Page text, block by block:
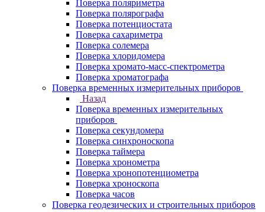
Поверка поляриметра
Поверка полярографа
Поверка потенциостата
Поверка сахариметра
Поверка солемера
Поверка хлоридомера
Поверка хромато-масс-спектрометра
Поверка хроматографа
Поверка временных измерительных приборов
Назад
Поверка временных измерительных
приборов
Поверка секундомера
Поверка синхроноскопа
Поверка таймера
Поверка хронометра
Поверка хронопотенциометра
Поверка хроноскопа
Поверка часов
Поверка геодезических и строительных приборов